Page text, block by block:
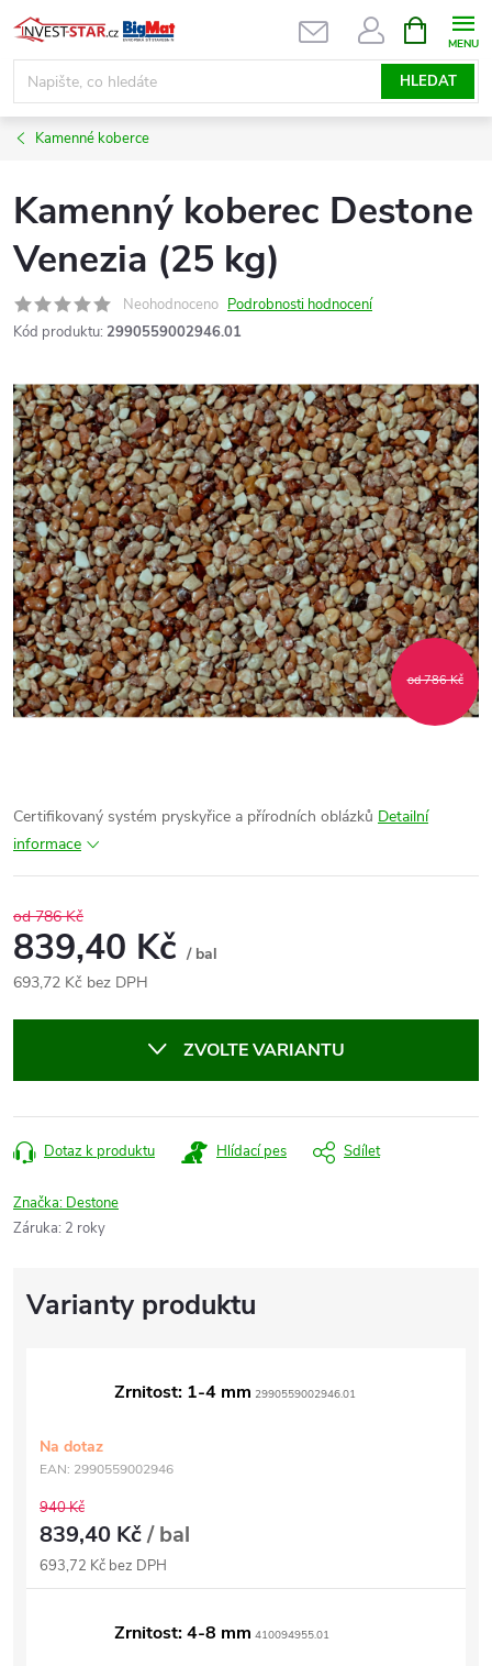
Přejít
na
obsah
HLEDAT
NÁKUPNÍ
KOŠÍK
Kamenné koberce
Kamenný koberec Destone
Venezia (25 kg)
Neohodnoceno Podrobnosti hodnocení
Kód produktu: 2990559002946.01
od 786 Kč
Certifikovaný systém pryskyřice a přírodních oblázků Detailní
informace
od 786 Kč
839,40 Kč / bal
693,72 Kč bez DPH
ZVOLTE VARIANTU
Dotaz k produktu Hlídací pes Sdílet
Značka: Destone
Záruka: 2 roky
Zrnitost: 1-4 mm 2990559002946.01
Na dotaz
EAN: 2990559002946
940 Kč
839,40 Kč/ bal
693,72 Kč bez DPH
Zrnitost: 4-8 mm 410094955.01